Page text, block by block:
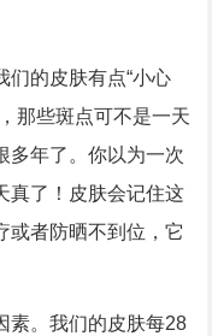
们的皮肤有点“小心
那些斑点可不是一天
多年了。你以为一次
真了！皮肤会记住这
或者防晒不到位，它
素。我们的皮肤每28